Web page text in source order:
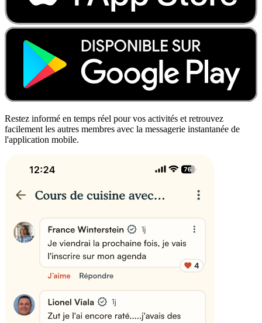
Restez informé en temps réel pour vos activités et retrouvez
facilement les autres membres avec la messagerie instantanée de
l'application mobile.